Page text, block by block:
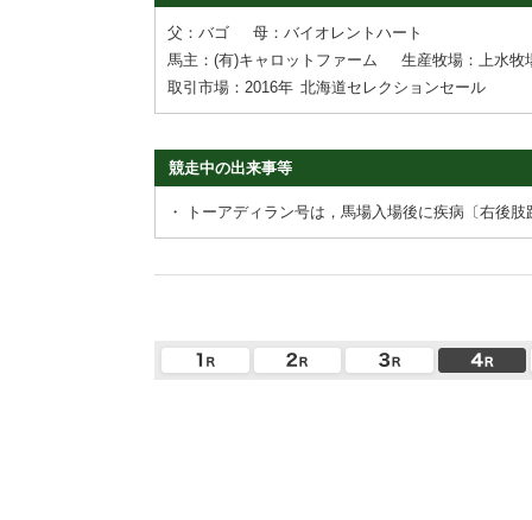
父：バゴ
母：バイオレントハート
馬主：(有)キャロットファーム
生産牧場：上水牧
取引市場：2016年 北海道セレクションセール
競走中の出来事等
・ トーアディラン号は，馬場入場後に疾病〔右後